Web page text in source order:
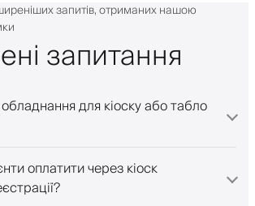
запитів, отриманих нашою
запитання
для кіоску або табло
оплатити через кіоск